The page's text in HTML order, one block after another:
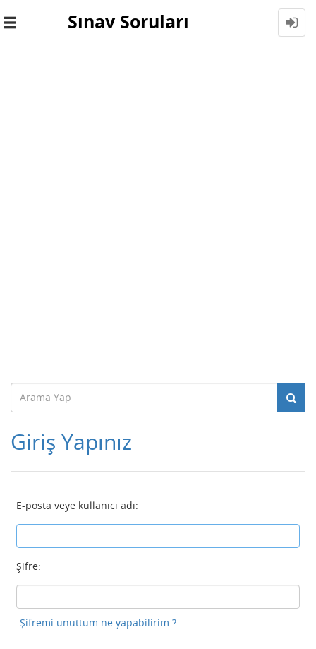
Toggle
Sınav Soruları
Giriş Yapınız
E-posta veye kullanıcı adı:
Şifre:
Şifremi unuttum ne yapabilirim ?